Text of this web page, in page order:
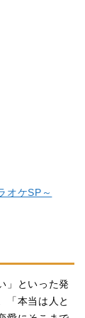
オケSP～
」といった発
「本当は人と